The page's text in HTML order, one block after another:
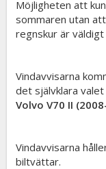
Möjligheten att
sommaren utan
regnskur är
Vindavvisarna
det självklara
Volvo V70 II
Vindavvisarna
biltvättar.